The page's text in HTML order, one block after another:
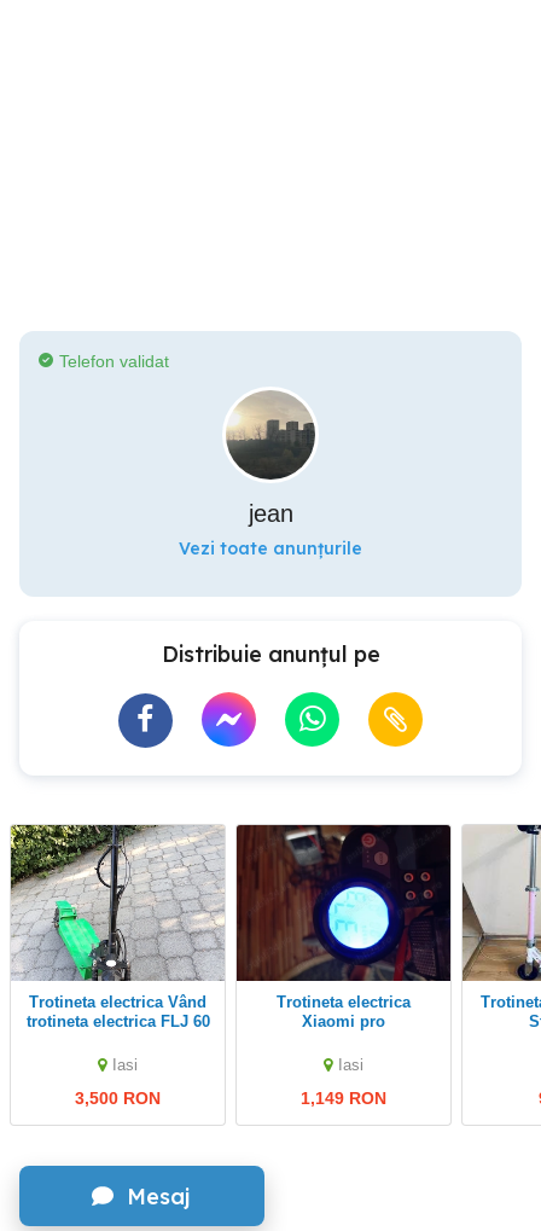
Mesaj
Telefon validat
jean
Vezi toate anunțurile
Distribuie anunțul pe
Trotineta electrica Vând
trotineta electrica FLJ 60
road tubeless (negociab
Iasi
3,500 RON
Trotineta electrica
Xiaomi pro
Iasi
1,149 RON
Trotineta Oxelo pt Copii